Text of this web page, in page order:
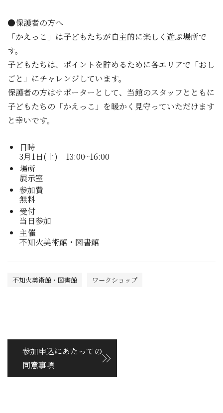
●保護者の方へ
「かえっこ」は子どもたちが自主的に楽しく遊ぶ場所で
す。
子どもたちは、ポイントを貯めるために各エリアで「おし
ごと」にチャレンジしています。
保護者の方はサポーターとして、当館のスタッフとともに
子どもたちの「かえっこ」を暖かく見守っていただけます
と幸いです。
日時
3月1日(土) 13:00~16:00
場所
展示室
参加費
無料
受付
当日参加
主催
不知火美術館・図書館
不知火美術館・図書館 ワークショップ
参加申込にあたっての
同意事項